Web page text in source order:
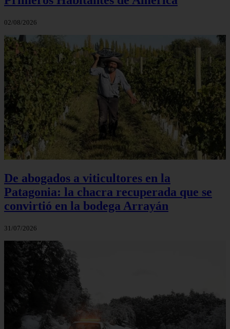
02/08/2026
De abogados a viticultores en la
Patagonia: la chacra recuperada que se
convirtió en la bodega Arrayán
31/07/2026